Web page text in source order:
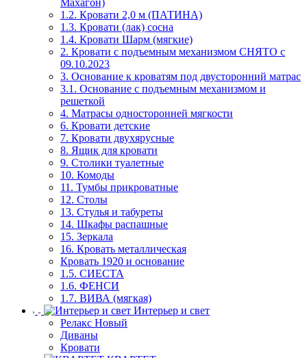
1.2. Кровати 2,0 м (ПАТИНА)
1.3. Кровати (лак) сосна
1.4. Кровати Шарм (мягкие)
2. Кровати с подъемным механизмом СНЯТО с
09.10.2023
3. Основание к кроватям под двусторонний матрас
3.1. Основание с подъемным механизмом и
решеткой
4. Матрасы односторонней мягкости
6. Кровати детские
7. Кровати двухярусные
8. Ящик для кровати
9. Столики туалетные
10. Комоды
11. Тумбы прикроватные
12. Столы
13. Стулья и табуреты
14. Шкафы распашные
15. Зеркала
16. Кровать металлическая
Кровать 1920 и основание
1.5. СИЕСТА
1.6. ФЕНСИ
1.7. ВИВА (мягкая)
Интерьер и свет
Релакс Новый
Диваны
Кровати